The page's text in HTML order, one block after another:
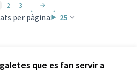
que es fan servir a
per pàgina: 25
2 3